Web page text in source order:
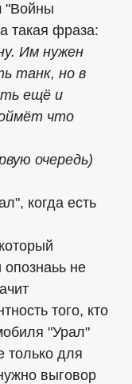
"Войны
такая фраза:
Им нужен
танк, но в
ещё и
что
очередь)
когда есть
не
того, кто
"Урал"
только для
выговор